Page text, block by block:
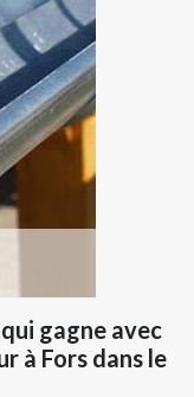
gagne avec
à Fors dans le